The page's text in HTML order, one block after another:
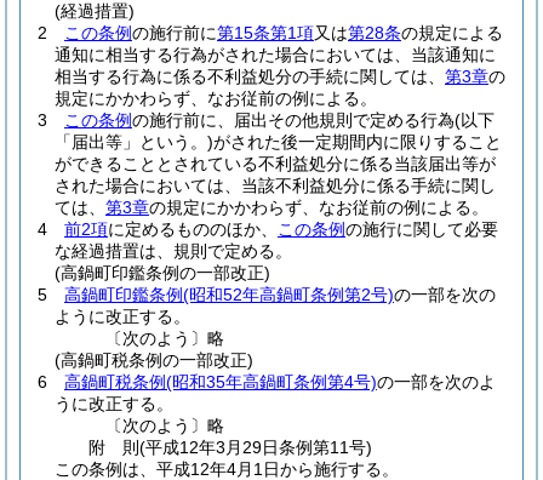
(経過措置)
2
この条例の施行前に第15条第1項又は第28条の規定による
通知に相当する行為がされた場合においては、当該通知に
相当する行為に係る不利益処分の手続に関しては、 第3章の
規定にかかわらず、なお従前の例による。
3
この条例の施行前に、届出その他規則で定める行為(以下
「届出等」という。)がされた後一定期間内に限りすること
ができることとされている不利益処分に係る当該届出等が
された場合においては、当該不利益処分に係る手続に関し
ては、 第3章の規定にかかわらず、なお従前の例による。
4
前2項に定めるもののほか、 この条例の施行に関して必要
な経過措置は、規則で定める。
(高鍋町印鑑条例の一部改正)
5
高鍋町印鑑条例(昭和52年高鍋町条例第2号)の一部を次の
ように改正する。
〔次のよう〕略
(高鍋町税条例の一部改正)
6
高鍋町税条例(昭和35年高鍋町条例第4号)の一部を次のよ
うに改正する。
〔次のよう〕略
附 則(平成12年3月29日条例第11号)
この条例は、平成12年4月1日から施行する。